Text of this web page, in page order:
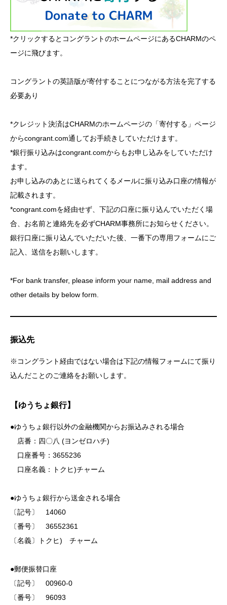
*クリックするとコングラントのホームページにあるCHARMのペ
ージに飛びます。
コングラントの英語版が寄付することにつながる方法を完了する
必要あり
*クレジット決済はCHARMのホームページの「寄付する」ページ
からcongrant.com通してお手続きしていただけます。
*銀行振り込みはcongrant.comからもお申し込みをしていただけ
ます。
お申し込みのあとに送られてくるメールに振り込み口座の情報が
記載されます。
*congrant.comを経由せず、下記の口座に振り込んでいただく場
合、お名前と連絡先を必ずCHARM事務所にお知らせください。
銀行口座に振り込んでいただいた後、一番下の専用フォームにご
記入、送信をお願いします。
*For bank transfer, please inform your name, mail address and
other details by below form.
振込先
※コングラント経由ではない場合は下記の情報フォームにて振り
込んだことのご連絡をお願いします。
【ゆうちょ銀行】
●ゆうちょ銀行以外の金融機関からお振込みされる場合
店番：四〇八 (ヨンゼロハチ)
口座番号：3655236
口座名義：トクヒ)チャーム
●ゆうちょ銀行から送金される場合
〔記号〕 14060
〔番号〕 36552361
〔名義〕トクヒ) チャーム
●郵便振替口座
〔記号〕 00960-0
〔番号〕 96093